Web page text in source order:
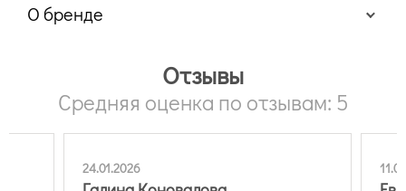
О бренде
Отзывы
Средняя оценка по отзывам: 5
24.01.2026